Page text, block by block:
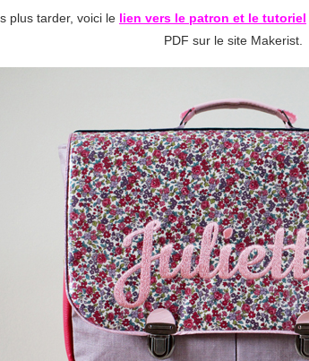
plus tarder, voici le lien vers le patron et le tutoriel
PDF sur le site Makerist.